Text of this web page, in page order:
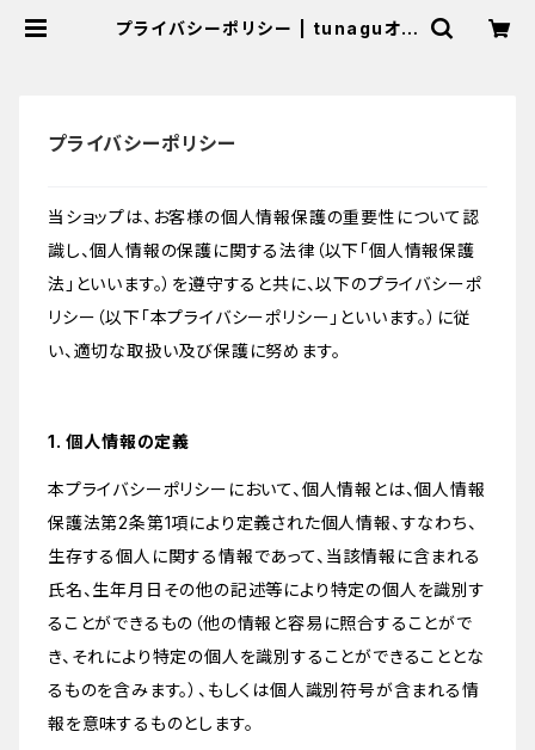
プライバシーポリシー | tunaguオン
プライバシーポリシー
当ショップは、お客様の個人情報保護の重要性について認
識し、個人情報の保護に関する法律（以下「個人情報保護
法」といいます。）を遵守すると共に、以下のプライバシーポ
リシー（以下「本プライバシーポリシー」といいます。）に従
い、適切な取扱い及び保護に努めます。
1. 個人情報の定義
本プライバシーポリシーにおいて、個人情報とは、個人情報
保護法第2条第1項により定義された個人情報、すなわち、
生存する個人に関する情報であって、当該情報に含まれる
氏名、生年月日その他の記述等により特定の個人を識別す
ることができるもの（他の情報と容易に照合することがで
き、それにより特定の個人を識別することができることとな
るものを含みます。）、もしくは個人識別符号が含まれる情
報を意味するものとします。